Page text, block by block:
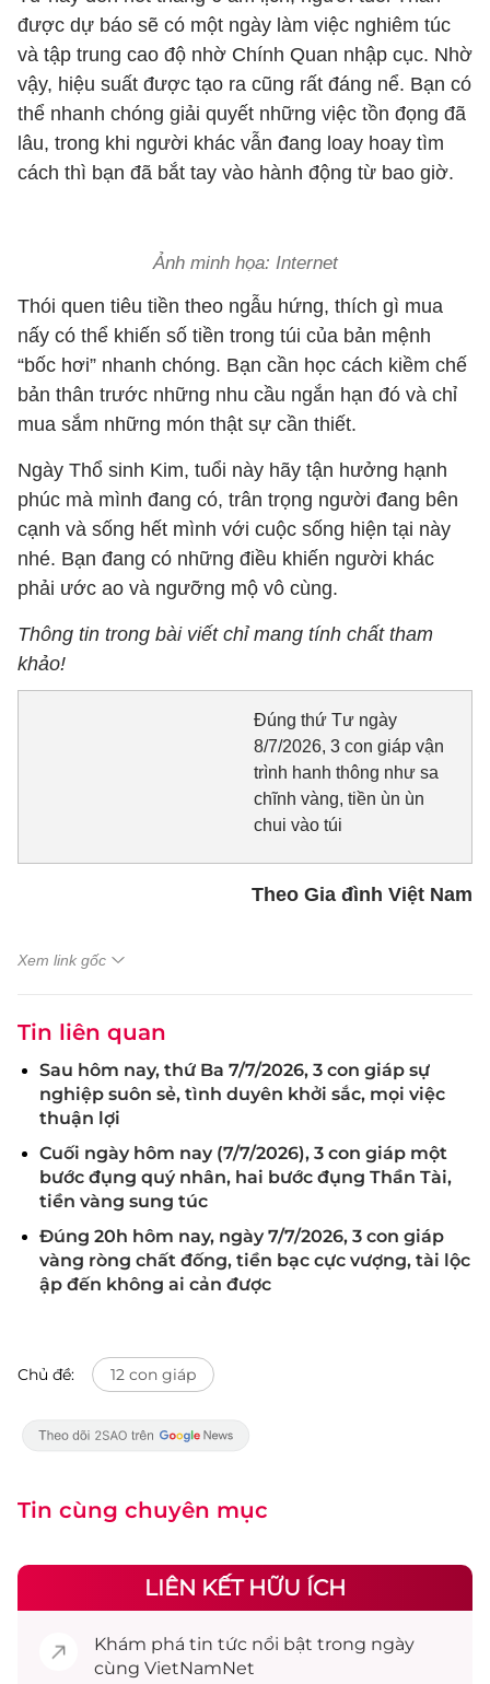
được dự báo sẽ có một ngày làm việc nghiêm túc
và tập trung cao độ nhờ Chính Quan nhập cục. Nhờ
vậy, hiệu suất được tạo ra cũng rất đáng nể. Bạn có
thể nhanh chóng giải quyết những việc tồn đọng đã
lâu, trong khi người khác vẫn đang loay hoay tìm
cách thì bạn đã bắt tay vào hành động từ bao giờ.
Ảnh minh họa: Internet
Thói quen tiêu tiền theo ngẫu hứng, thích gì mua
nấy có thể khiến số tiền trong túi của bản mệnh
“bốc hơi” nhanh chóng. Bạn cần học cách kiềm chế
bản thân trước những nhu cầu ngắn hạn đó và chỉ
mua sắm những món thật sự cần thiết.
Ngày Thổ sinh Kim, tuổi này hãy tận hưởng hạnh
phúc mà mình đang có, trân trọng người đang bên
cạnh và sống hết mình với cuộc sống hiện tại này
nhé. Bạn đang có những điều khiến người khác
phải ước ao và ngưỡng mộ vô cùng.
Thông tin trong bài viết chỉ mang tính chất tham
khảo!
Đúng thứ Tư ngày
8/7/2026, 3 con giáp vận
trình hanh thông như sa
chĩnh vàng, tiền ùn ùn
chui vào túi
Theo Gia đình Việt Nam
Xem link gốc
Tin liên quan
Sau hôm nay, thứ Ba 7/7/2026, 3 con giáp sự
nghiệp suôn sẻ, tình duyên khởi sắc, mọi việc
thuận lợi
Cuối ngày hôm nay (7/7/2026), 3 con giáp một
bước đụng quý nhân, hai bước đụng Thần Tài,
tiền vàng sung túc
Đúng 20h hôm nay, ngày 7/7/2026, 3 con giáp
vàng ròng chất đống, tiền bạc cực vượng, tài lộc
ập đến không ai cản được
Chủ đề: 12 con giáp
Tin cùng chuyên mục
LIÊN KẾT HỮU ÍCH
Khám phá tin tức nổi bật trong ngày
cùng VietNamNet